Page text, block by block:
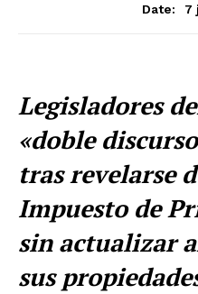
Date:
7
Legisladores
«doble
tras revelarse
Impuesto de
sin actualizar
sus